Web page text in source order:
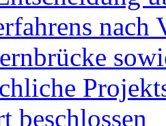
beschlossen